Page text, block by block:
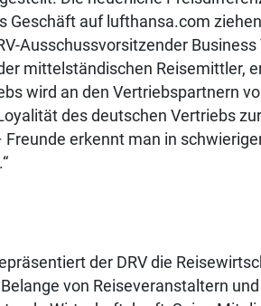
Geschäft auf lufthansa.com
Ausschussvorsitzender
mittelständischen Reisemittler,
wird an den Vertriebspartnern
des deutschen Vertriebs
erkennt man in
der DRV die
von Reiseveranstaltern